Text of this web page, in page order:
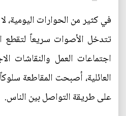
في كثير من الحوارات اليومية،
تتدخل الأصوات سريعاً لتقطع
اجتماعات العمل والنقاشات
العائلية، أصبحت المقاطعة
على طريقة التواصل بين الناس.